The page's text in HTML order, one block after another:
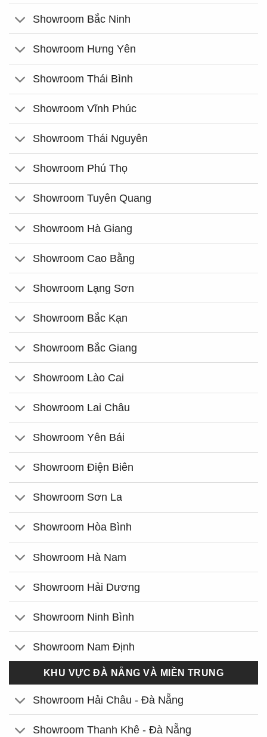
Showroom Bắc Ninh
Showroom Hưng Yên
Showroom Thái Bình
Showroom Vĩnh Phúc
Showroom Thái Nguyên
Showroom Phú Thọ
Showroom Tuyên Quang
Showroom Hà Giang
Showroom Cao Bằng
Showroom Lạng Sơn
Showroom Bắc Kạn
Showroom Bắc Giang
Showroom Lào Cai
Showroom Lai Châu
Showroom Yên Bái
Showroom Điện Biên
Showroom Sơn La
Showroom Hòa Bình
Showroom Hà Nam
Showroom Hải Dương
Showroom Ninh Bình
Showroom Nam Định
KHU VỰC ĐÀ NẴNG VÀ MIỀN TRUNG
Showroom Hải Châu - Đà Nẵng
Showroom Thanh Khê - Đà Nẵng